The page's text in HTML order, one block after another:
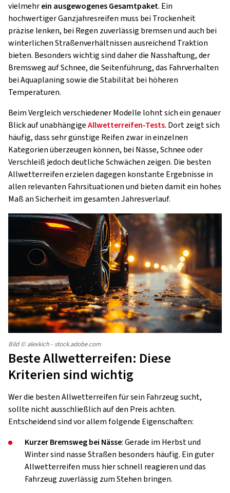
vielmehrein ausgewogenes Gesamtpaket. Ein
hochwertiger Ganzjahresreifen muss bei Trockenheit
präzise lenken, bei Regen zuverlässig bremsen und auch bei
winterlichen Straßenverhältnissen ausreichend Traktion
bieten. Besonders wichtig sind daher die Nasshaftung, der
Bremsweg auf Schnee, die Seitenführung, das Fahrverhalten
bei Aquaplaning sowie die Stabilität bei höheren
Temperaturen.
Beim Vergleich verschiedener Modelle lohnt sich ein genauer
Blick auf unabhängigeAllwetterreifen-Tests. Dort zeigt sich
häufig, dass sehr günstige Reifen zwar in einzelnen
Kategorien überzeugen können, bei Nässe, Schnee oder
Verschleiß jedoch deutliche Schwächen zeigen. Die besten
Allwetterreifen erzielen dagegen konstante Ergebnisse in
allen relevanten Fahrsituationen und bieten damit ein hohes
Maß an Sicherheit im gesamten Jahresverlauf.
Bild © alexkich - stock.adobe.com
Beste Allwetterreifen: Diese
Kriterien sind wichtig
Wer die besten Allwetterreifen für sein Fahrzeug sucht,
sollte nicht ausschließlich auf den Preis achten.
Entscheidend sind vor allem folgende Eigenschaften:
Kurzer Bremsweg bei Nässe: Gerade im Herbst und
Winter sind nasse Straßen besonders häufig. Ein guter
Allwetterreifen muss hier schnell reagieren und das
Fahrzeug zuverlässig zum Stehen bringen.